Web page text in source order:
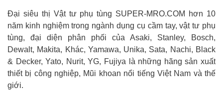
Đại siêu thị Vật tư phụ tùng SUPER-MRO.COM hơn 10
năm kinh nghiệm trong ngành dụng cụ cầm tay, vật tư phụ
tùng, đại diện phân phối của Asaki, Stanley, Bosch,
Dewalt, Makita, Khác, Yamawa, Unika, Sata, Nachi, Black
& Decker, Yato, Nurit, YG, Fujiya là những hãng sản xuất
thiết bị công nghiệp, Mũi khoan nổi tiếng Việt Nam và thế
giới.